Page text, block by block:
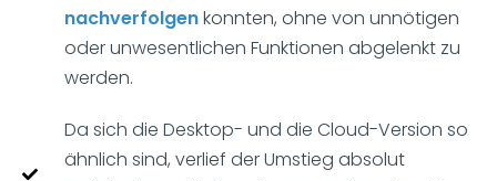
nachverfolgenkonnten, ohne von unnötigen
oder unwesentlichen Funktionen abgelenkt zu
werden.
Da sich die Desktop- und die Cloud-Version so
ähnlich sind, verlief der Umstieg absolut